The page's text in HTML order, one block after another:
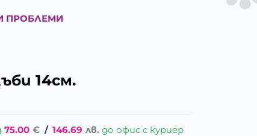
ПРОБЛЕМИ
14см.
75.00 € / 146.69 лв. до офис с куриер